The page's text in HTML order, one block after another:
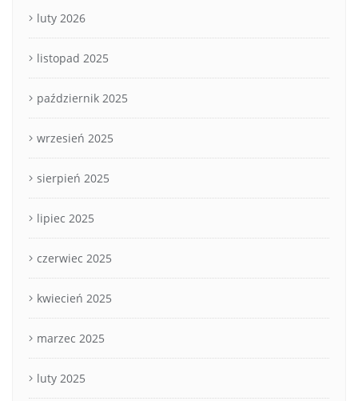
luty 2026
listopad 2025
październik 2025
wrzesień 2025
sierpień 2025
lipiec 2025
czerwiec 2025
kwiecień 2025
marzec 2025
luty 2025